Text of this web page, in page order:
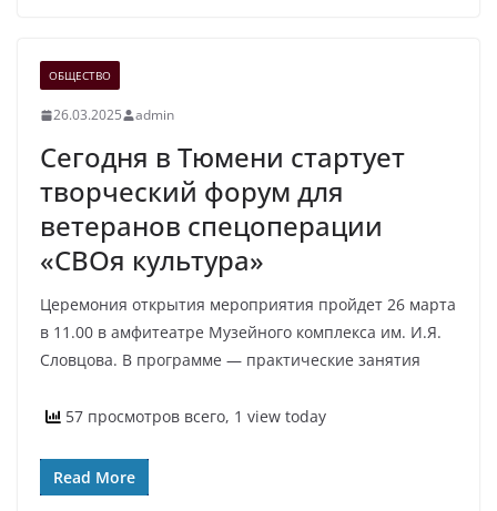
ОБЩЕСТВО
26.03.2025 admin
Сегодня в Тюмени стартует
творческий форум для
ветеранов спецоперации
«СВОя культура»
Церемония открытия мероприятия пройдет 26 марта
в 11.00 в амфитеатре Музейного комплекса им. И.Я.
Словцова. В программе — практические занятия
57 просмотров всего, 1 view today
Read More